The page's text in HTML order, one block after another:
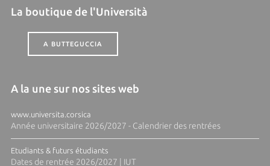
La boutique de l'Università
A BUTTEGUCCIA
A la une sur nos sites web
www.universita.corsica
Année universitaire 2026/2027 - Calendrier des rentrées
Etudiants & futurs étudiants
Dates de rentrée 2026/2027 | IUT